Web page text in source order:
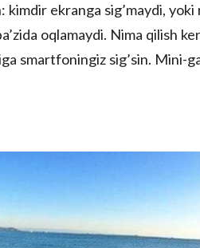
ekranga sig’maydi,
oqlamaydi. Nima qilish
smartfoningiz sig’sin. Mini-